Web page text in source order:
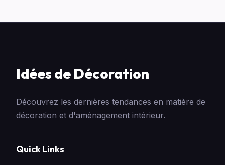
Idées de Décoration
Découvrez les dernières tendances en matière de
décoration et d'aménagement intérieur.
Quick Links